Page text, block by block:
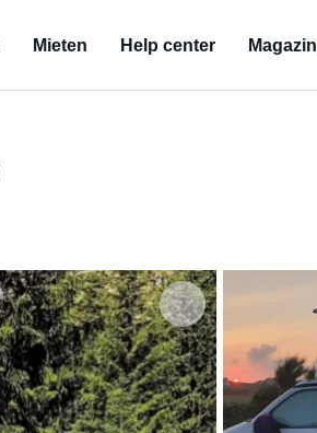
Mieten Help center Magazin